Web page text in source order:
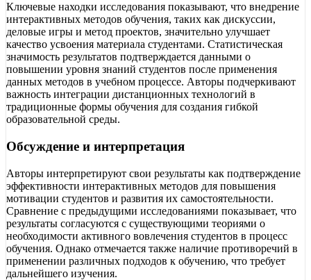
Ключевые находки исследования показывают, что внедрение
интерактивных методов обучения, таких как дискуссии,
деловые игры и метод проектов, значительно улучшает
качество усвоения материала студентами. Статистическая
значимость результатов подтверждается данными о
повышении уровня знаний студентов после применения
данных методов в учебном процессе. Авторы подчеркивают
важность интеграции дистанционных технологий в
традиционные формы обучения для создания гибкой
образовательной среды.
Обсуждение и интерпретация
Авторы интерпретируют свои результаты как подтверждение
эффективности интерактивных методов для повышения
мотивации студентов и развития их самостоятельности.
Сравнение с предыдущими исследованиями показывает, что
результаты согласуются с существующими теориями о
необходимости активного вовлечения студентов в процесс
обучения. Однако отмечается также наличие противоречий в
применении различных подходов к обучению, что требует
дальнейшего изучения.